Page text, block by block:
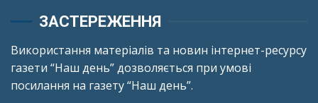
ЗАСТЕРЕЖЕННЯ
Використання матеріалів та новин інтернет-ресурсу
газети “Наш день” дозволяється при умові
посилання на газету “Наш день”.